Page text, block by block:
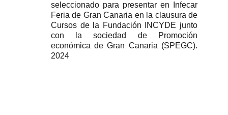
seleccionado para presentar en Infecar
Feria de Gran Canaria en la clausura de
Cursos de la Fundación INCYDE junto
con la sociedad de Promoción
económica de Gran Canaria (SPEGC).
2024